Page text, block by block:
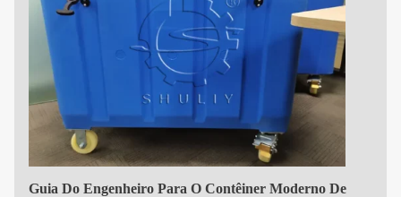
Guia Do Engenheiro Para O Contêiner Moderno De